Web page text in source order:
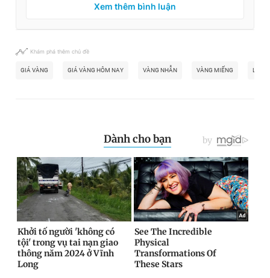
Xem thêm bình luận
Khám phá thêm chủ đề
GIÁ VÀNG GIÁ VÀNG HÔM NAY VÀNG NHẪN VÀNG MIẾNG LÃI